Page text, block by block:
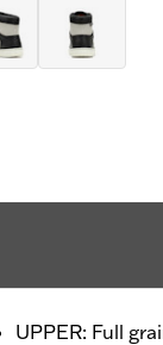
UPPER: Full